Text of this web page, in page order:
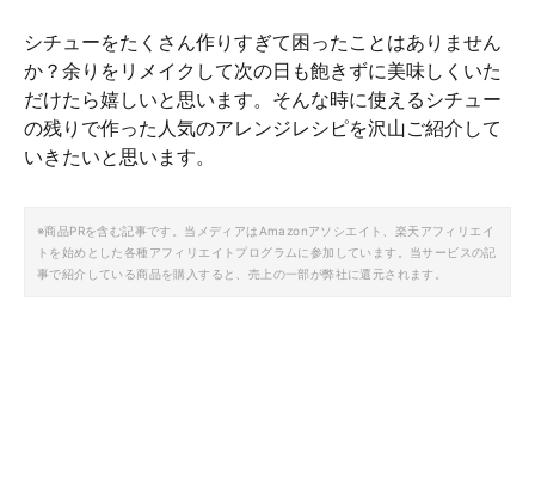
シチューをたくさん作りすぎて困ったことはありません
か？余りをリメイクして次の日も飽きずに美味しくいた
だけたら嬉しいと思います。そんな時に使えるシチュー
の残りで作った人気のアレンジレシピを沢山ご紹介して
いきたいと思います。
※商品PRを含む記事です。当メディアはAmazonアソシエイト、楽天アフィリエイ
トを始めとした各種アフィリエイトプログラムに参加しています。当サービスの記
事で紹介している商品を購入すると、売上の一部が弊社に還元されます。